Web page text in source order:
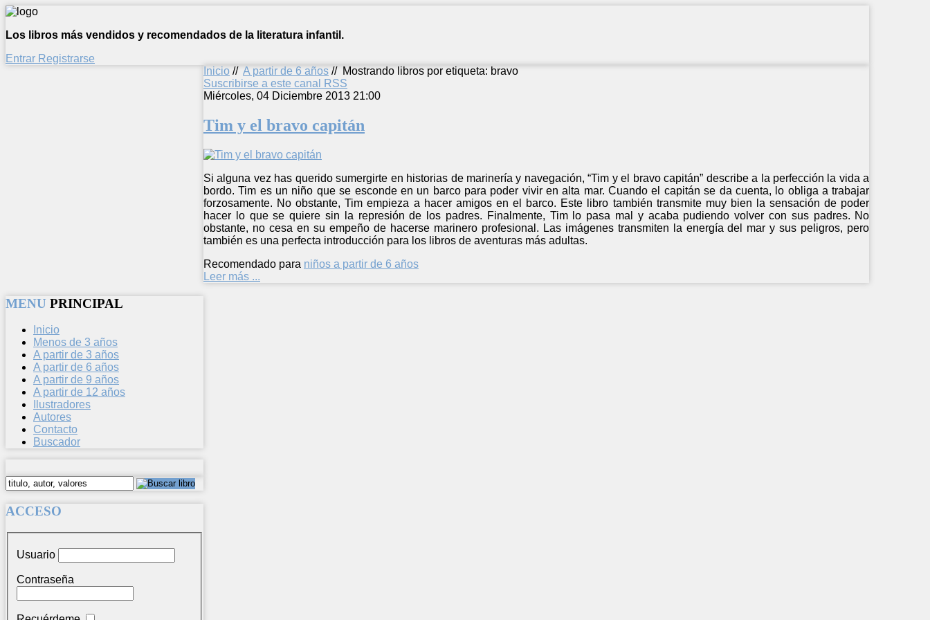
Los libros más vendidos y recomendados de la literatura infantil.
Entrar Registrarse
Inicio // A partir de 6 años // Mostrando libros por etiqueta: bravo
Suscribirse a este canal RSS
Miércoles, 04 Diciembre 2013 21:00
Tim y el bravo capitán
Si alguna vez has querido sumergirte en historias de marinería y navegación, “Tim y el bravo capitán” describe a la perfección la vida a
bordo. Tim es un niño que se esconde en un barco para poder vivir en alta mar. Cuando el capitán se da cuenta, lo obliga a trabajar
forzosamente. No obstante, Tim empieza a hacer amigos en el barco. Este libro también transmite muy bien la sensación de poder
hacer lo que se quiere sin la represión de los padres. Finalmente, Tim lo pasa mal y acaba pudiendo volver con sus padres. No
obstante, no cesa en su empeño de hacerse marinero profesional. Las imágenes transmiten la energía del mar y sus peligros, pero
también es una perfecta introducción para los libros de aventuras más adultas.
Recomendado para niños a partir de 6 años
Leer más ...
MENU PRINCIPAL
Inicio
Menos de 3 años
A partir de 3 años
A partir de 6 años
A partir de 9 años
A partir de 12 años
Ilustradores
Autores
Contacto
Buscador
ACCESO
Usuario
Contraseña